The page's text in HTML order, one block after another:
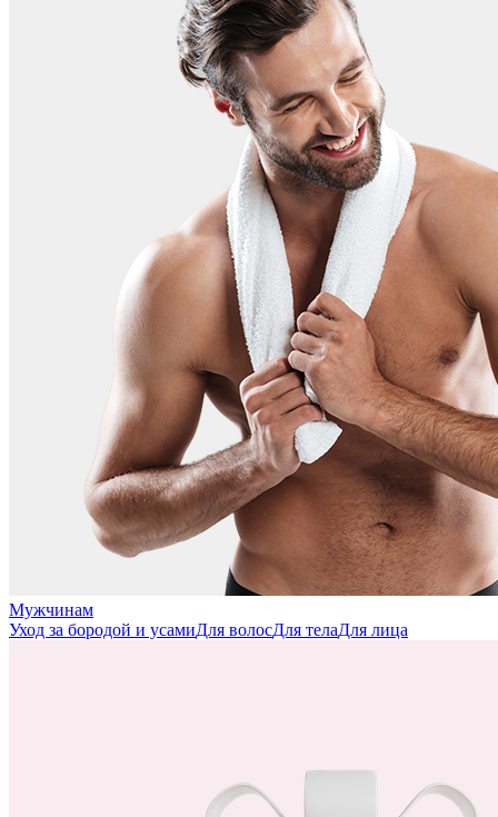
Мужчинам
Уход за бородой и усамиДля волосДля телаДля лица